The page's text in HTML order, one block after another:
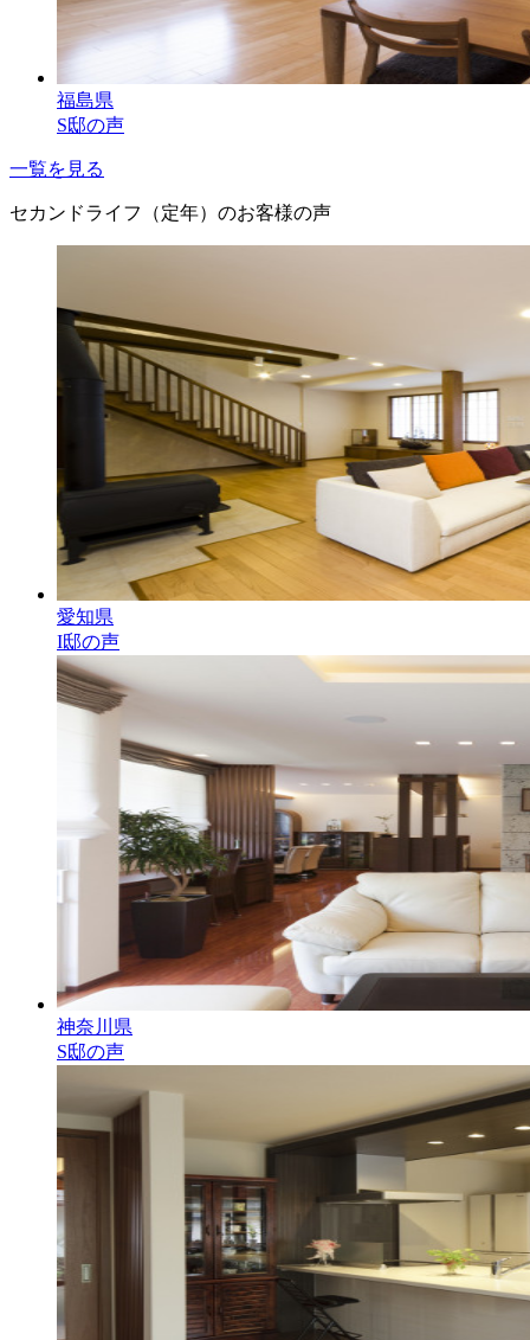
福島県
S邸の声
一覧を見る
セカンドライフ（定年）のお客様の声
愛知県
I邸の声
神奈川県
S邸の声